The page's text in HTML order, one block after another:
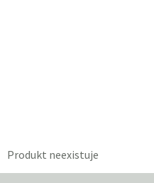
Produkt neexistuje